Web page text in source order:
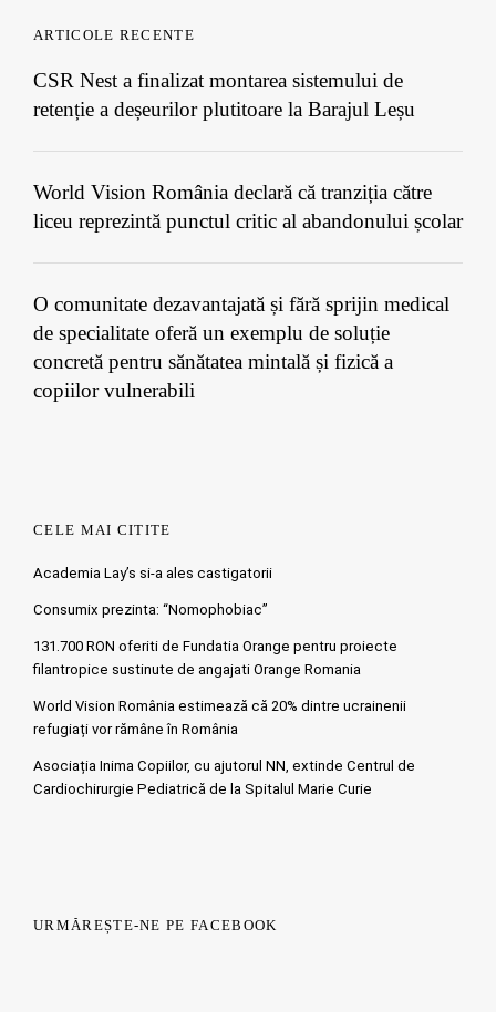
ARTICOLE RECENTE
CSR Nest a finalizat montarea sistemului de
retenție a deșeurilor plutitoare la Barajul Leșu
World Vision România declară că tranziția către
liceu reprezintă punctul critic al abandonului școlar
O comunitate dezavantajată și fără sprijin medical
de specialitate oferă un exemplu de soluție
concretă pentru sănătatea mintală și fizică a
copiilor vulnerabili
CELE MAI CITITE
Academia Lay’s si-a ales castigatorii
Consumix prezinta: “Nomophobiac”
131.700 RON oferiti de Fundatia Orange pentru proiecte
filantropice sustinute de angajati Orange Romania
World Vision România estimează că 20% dintre ucrainenii
refugiați vor rămâne în România
Asociația Inima Copiilor, cu ajutorul NN, extinde Centrul de
Cardiochirurgie Pediatrică de la Spitalul Marie Curie
URMĂREȘTE-NE PE FACEBOOK